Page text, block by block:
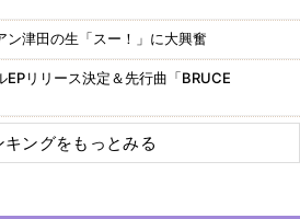
津田の生「スー！」に大興奮
リリース決定＆先行曲「BRUCE
キングをもっとみる